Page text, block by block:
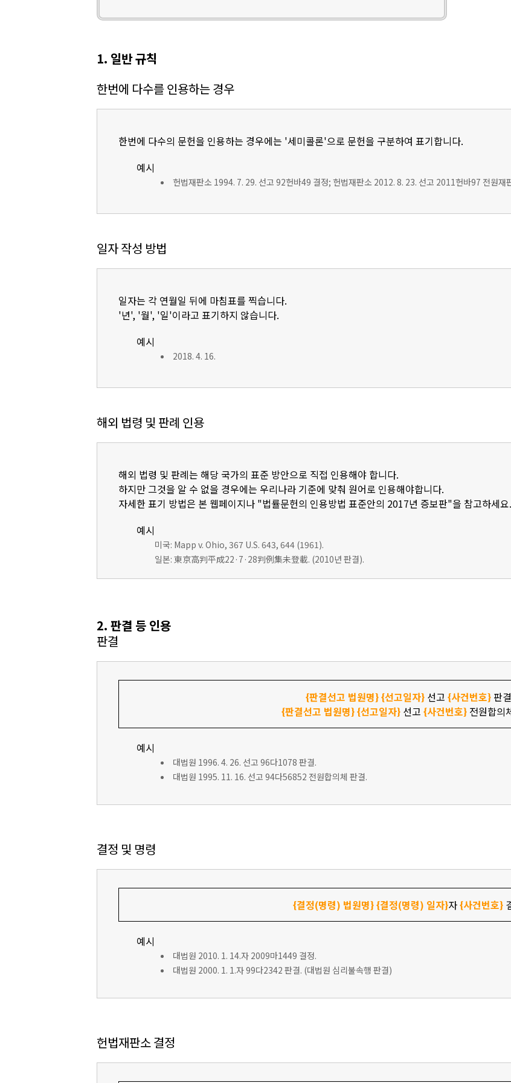
1. 일반 규칙
한번에 다수를 인용하는 경우
한번에 다수의 문헌을 인용하는 경우에는 '세미콜론'으로 문헌을 구분하여 표기합니다.
예시
헌법재판소 1994. 7. 29. 선고 92헌바49 결정; 헌법재판소 2012. 8. 23. 선고 2011헌바97 전원재
일자 작성 방법
일자는 각 연월일 뒤에 마침표를 찍습니다.
'년', '월', '일'이라고 표기하지 않습니다.
예시
2018. 4. 16.
해외 법령 및 판례 인용
해외 법령 및 판례는 해당 국가의 표준 방안으로 직접 인용해야 합니다.
하지만 그것을 알 수 없을 경우에는 우리나라 기준에 맞춰 원어로 인용해야합니다.
자세한 표기 방법은 본 웹페이지나 "법률문헌의 인용방법 표준안의 2017년 증보판"을 참고하세요.
예시
미국: Mapp v. Ohio, 367 U.S. 643, 644 (1961).
일본: 東京高判平成22·7·28判例集未登載. (2010년 판결).
2. 판결 등 인용
판결
{판결선고 법원명}{선고일자}선고 {사건번호}판
{판결선고 법원명}{선고일자} 선고 {사건번호} 전원합의
예시
대법원 1996. 4. 26. 선고 96다1078 판결.
대법원 1995. 11. 16. 선고 94다56852 전원합의체 판결.
결정 및 명령
{결정(명령) 법원명}{결정(명령) 일자}자{사건번호}
예시
대법원 2010. 1. 14.자 2009마1449 결정.
대법원 2000. 1. 1.자 99다2342 판결. (대법원 심리불속행 판결)
헌법재판소 결정